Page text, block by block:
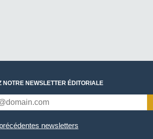
NOTRE NEWSLETTER ÉDITORIALE
newsletters